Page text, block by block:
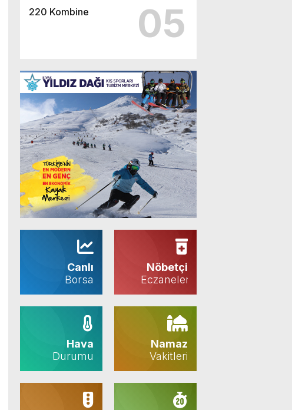
220 Kombine 05
Canlı
Borsa
Nöbetçi
Eczaneler
Hava
Durumu
Namaz
Vakitleri